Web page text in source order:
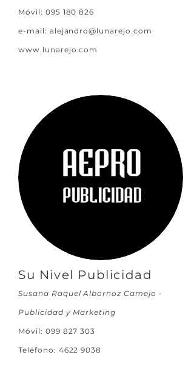
Móvil: 095 180 826
e-mail: alejandro@lunarejo.com
www.lunarejo.com
Su Nivel Publicidad
Susana Raquel Albornoz Camejo -
Publicidad y Marketing
Móvil: 099 827 303
Teléfono: 4622 9038